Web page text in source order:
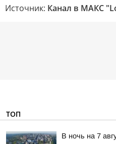
Источник: Канал в МАКС
ТОП
В ночь на 7